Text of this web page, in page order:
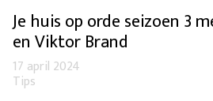
Je huis op orde seizoen 3
en Viktor Brand
17 april 2024
Tips